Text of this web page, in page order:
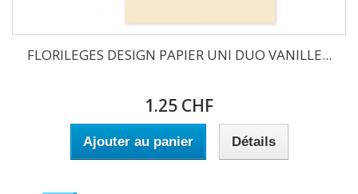
FLORILEGES DESIGN PAPIER UNI DUO VANILLE...
1.25 CHF
Ajouter au panier Détails